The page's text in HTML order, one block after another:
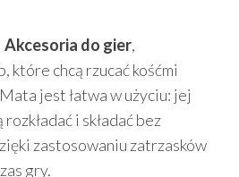
Akcesoria do gier,
które chcą rzucać kośćmi
jest łatwa w użyciu: jej
i składać bez
zastosowaniu zatrzasków
gry.